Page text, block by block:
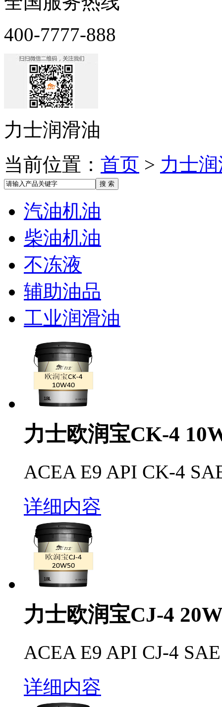
400-7777-888
力士润滑油
当前位置： 首页 > 力士
汽油机油
柴油机油
不冻液
辅助油品
工业润滑油
力士欧润宝CK-4
ACEA E9 API CK-4
详细内容
力士欧润宝CJ-4
ACEA E9 API CJ-4
详细内容